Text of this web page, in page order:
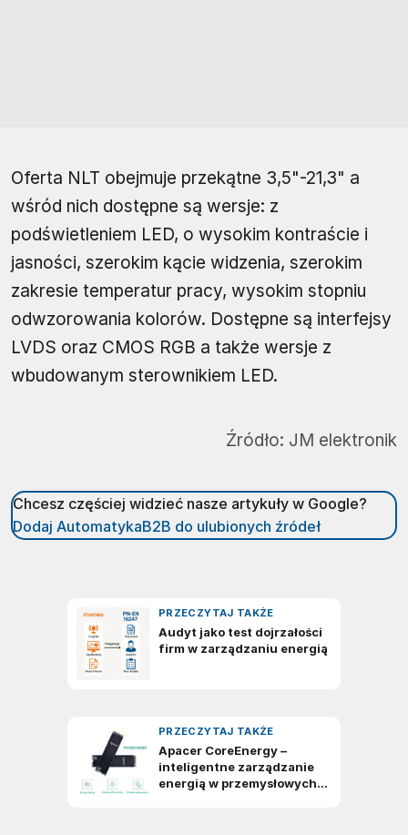
Oferta NLT obejmuje przekątne 3,5"-21,3" a
wśród nich dostępne są wersje: z
podświetleniem LED, o wysokim kontraście i
jasności, szerokim kącie widzenia, szerokim
zakresie temperatur pracy, wysokim stopniu
odwzorowania kolorów. Dostępne są interfejsy
LVDS oraz CMOS RGB a także wersje z
wbudowanym sterownikiem LED.
Źródło: JM elektronik
Chcesz częściej widzieć nasze artykuły w Google?
Dodaj AutomatykaB2B do ulubionych źródeł